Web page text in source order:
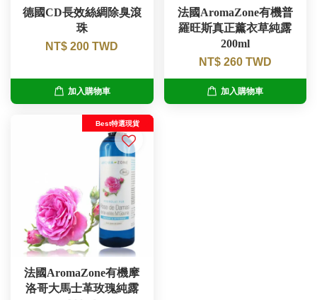
德國CD長效絲綢除臭滾
珠
NT$ 200 TWD
加入購物車
法國AromaZone有機普
羅旺斯真正薰衣草純露
200ml
NT$ 260 TWD
加入購物車
Best特選現貨
法國AromaZone有機摩
洛哥大馬士革玫瑰純露